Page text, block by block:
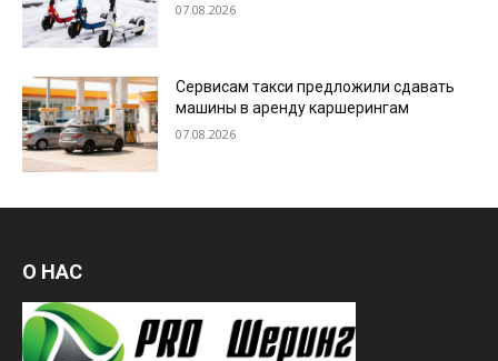
07.08.2026
Сервисам такси предложили сдавать
машины в аренду каршерингам
07.08.2026
О НАС